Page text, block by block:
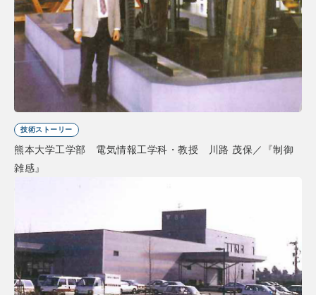
技術ストーリー
熊本大学工学部 電気情報工学科・教授 川路 茂保／『制御
雑感』